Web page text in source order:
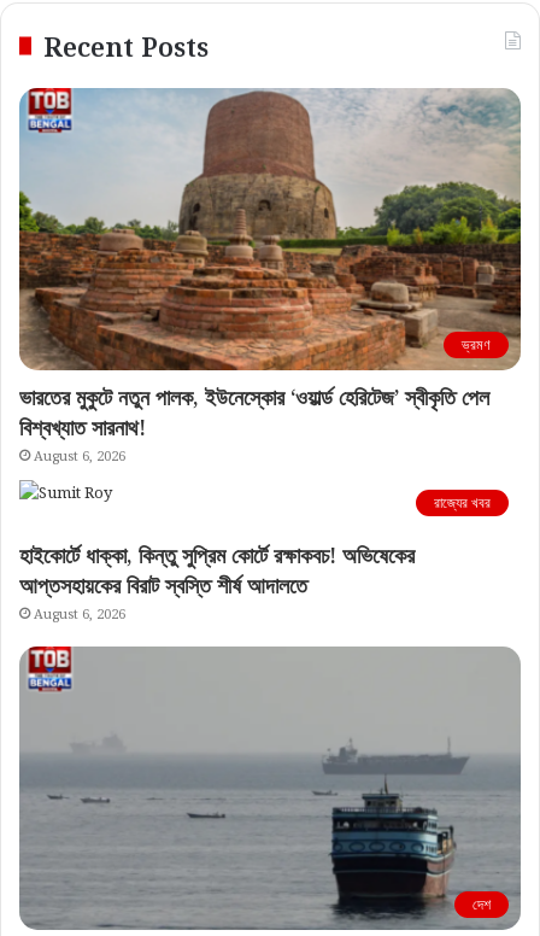
Recent Posts
ভ্রমণ
ভারতের মুকুটে নতুন পালক, ইউনেস্কোর ‘ওয়ার্ল্ড হেরিটেজ’ স্বীকৃতি পেল
বিশ্বখ্যাত সারনাথ!
August 6, 2026
রাজ্যের খবর
হাইকোর্টে ধাক্কা, কিন্তু সুপ্রিম কোর্টে রক্ষাকবচ! অভিষেকের
আপ্তসহায়কের বিরাট স্বস্তি শীর্ষ আদালতে
August 6, 2026
দেশ